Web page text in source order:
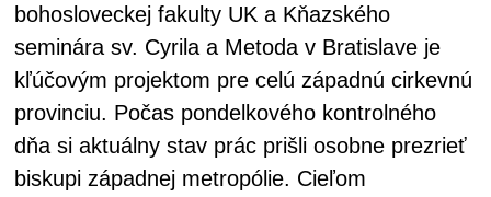
bohosloveckej fakulty UK a Kňazského
seminára sv. Cyrila a Metoda v Bratislave je
kľúčovým projektom pre celú západnú cirkevnú
provinciu. Počas pondelkového kontrolného
dňa si aktuálny stav prác prišli osobne prezrieť
biskupi západnej metropólie. Cieľom